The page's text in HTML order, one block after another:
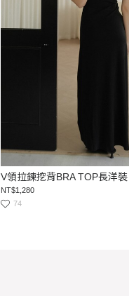
V領拉鍊挖背BRA TOP長洋裝
NT$1,280
74